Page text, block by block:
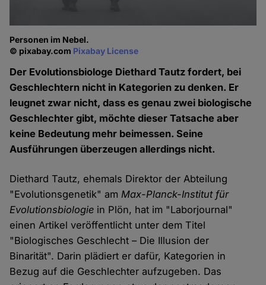
Personen im Nebel.
© pixabay.com Pixabay License
Der Evolutionsbiologe Diethard Tautz fordert, bei
Geschlechtern nicht in Kategorien zu denken. Er
leugnet zwar nicht, dass es genau zwei biologische
Geschlechter gibt, möchte dieser Tatsache aber
keine Bedeutung mehr beimessen. Seine
Ausführungen überzeugen allerdings nicht.
Diethard Tautz, ehemals Direktor der Abteilung
"Evolutionsgenetik" amMax-Planck-Institut für
Evolutionsbiologie in Plön, hat im "Laborjournal"
einen Artikel veröffentlicht unter dem Titel
"Biologisches Geschlecht – Die Illusion der
Binarität". Darin plädiert er dafür, Kategorien in
Bezug auf die Geschlechter aufzugeben. Das